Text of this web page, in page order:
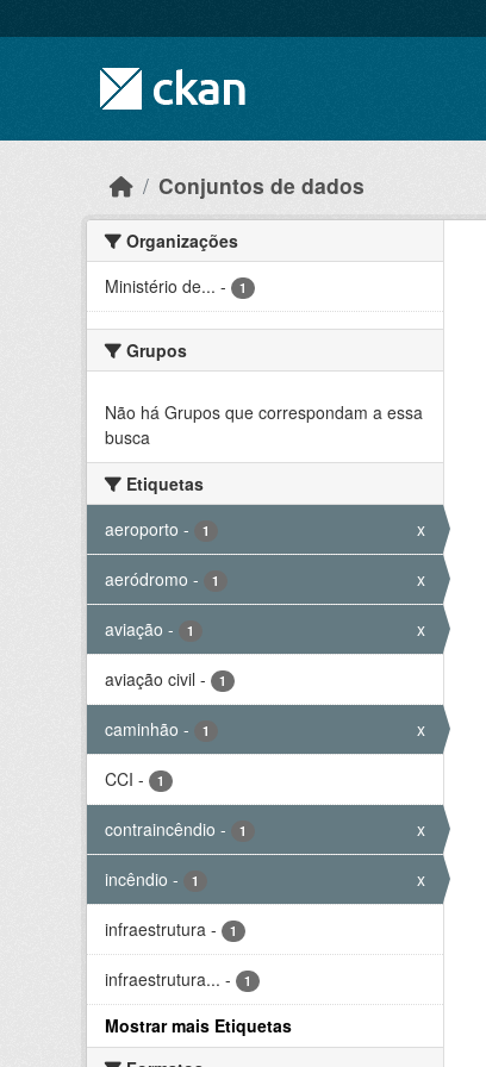
Conjuntos de dados
Organizações
Ministério de... - 1
Grupos
Não há Grupos que correspondam a essa
busca
Etiquetas
aeroporto - 1 x
aeródromo - 1 x
aviação - 1 x
aviação civil - 1
caminhão - 1 x
CCI - 1
contraincêndio - 1 x
incêndio - 1 x
infraestrutura - 1
infraestrutura... - 1
Mostrar mais Etiquetas